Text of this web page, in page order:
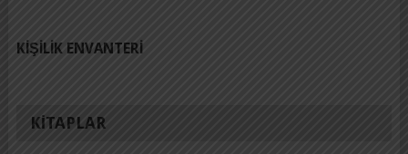
KIŞILIK ENVANTERI
KITAPLAR